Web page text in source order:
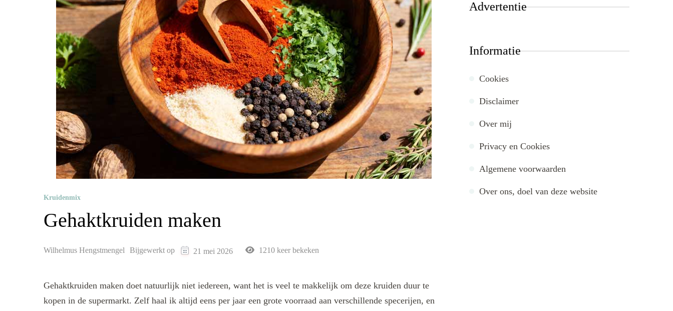
Kruidenmix
Gehaktkruiden maken
Wilhelmus Hengstmengel Bijgewerkt op 21 mei 2026 1210 keer bekeken
Gehaktkruiden maken doet natuurlijk niet iedereen, want het is veel te makkelijk om deze kruiden duur te
kopen in de supermarkt. Zelf haal ik altijd eens per jaar een grote voorraad aan verschillende specerijen, en
Advertentie
Informatie
Cookies
Disclaimer
Over mij
Privacy en Cookies
Algemene voorwaarden
Over ons, doel van deze website